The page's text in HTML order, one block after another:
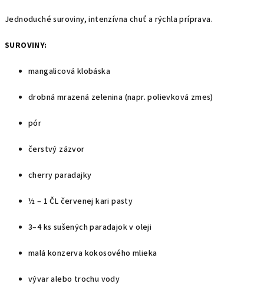
Jednoduché suroviny, intenzívna chuť a rýchla príprava.
SUROVINY:
mangalicová klobáska
drobná mrazená zelenina (napr. polievková zmes)
pór
čerstvý zázvor
cherry paradajky
½ – 1 ČL červenej kari pasty
3–4 ks sušených paradajok v oleji
malá konzerva kokosového mlieka
vývar alebo trochu vody